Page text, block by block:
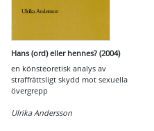
Hans (ord) eller hennes? (2004)
en könsteoretisk analys av
straffrättsligt skydd mot sexuella
övergrepp
Ulrika Andersson